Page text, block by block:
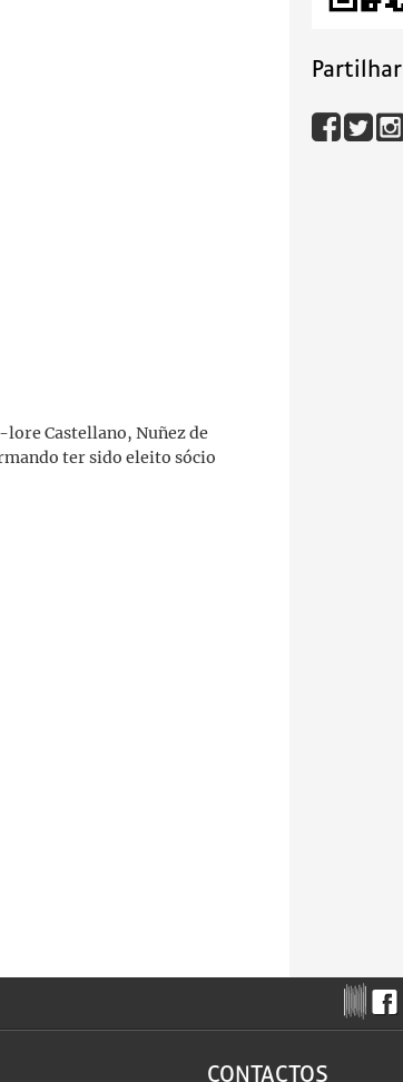
Partilhar
Castellano, Nuñez de
ter sido eleito sócio
CONTACTOS